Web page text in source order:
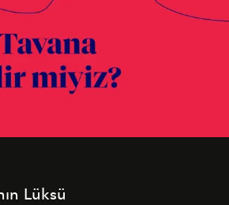
Lüksü